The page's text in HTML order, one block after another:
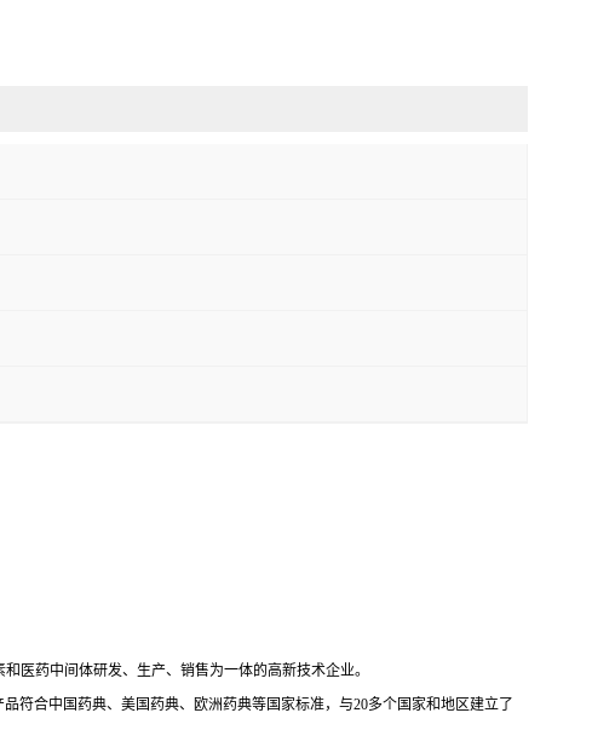
医药中间体研发、生产、销售为一体的高新技术企业。
品符合中国药典、美国药典、欧洲药典等国家标准，与20多个国家和地区建立了